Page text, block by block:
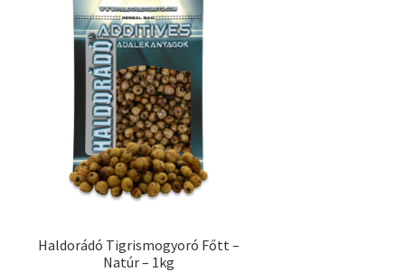
Haldorádó Tigrismogyoró Főtt –
Natúr – 1kg